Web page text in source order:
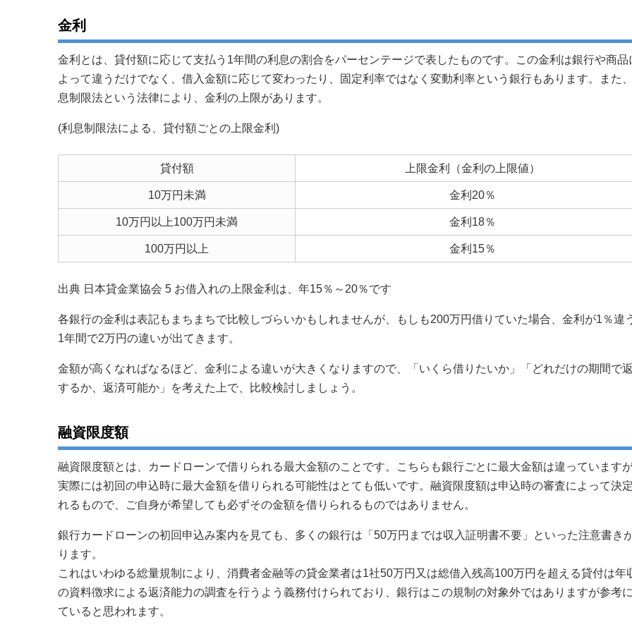
金利
金利とは、貸付額に応じて支払う1年間の利息の割合をパーセンテージで表したものです。この金利は銀行や商品
よって違うだけでなく、借入金額に応じて変わったり、固定利率ではなく変動利率という銀行もあります。また
息制限法という法律により、金利の上限があります。
(利息制限法による、貸付額ごとの上限金利)
貸付額 上限金利（金利の上限値）
10万円未満 金利20％
10万円以上100万円未満 金利18％
100万円以上 金利15％
出典 日本貸金業協会 5 お借入れの上限金利は、年15％～20％です
各銀行の金利は表記もまちまちで比較しづらいかもしれませんが、もしも200万円借りていた場合、金利が1％違
1年間で2万円の違いが出てきます。
金額が高くなればなるほど、金利による違いが大きくなりますので、「いくら借りたいか」「どれだけの期間で
するか、返済可能か」を考えた上で、比較検討しましょう。
融資限度額
融資限度額とは、カードローンで借りられる最大金額のことです。こちらも銀行ごとに最大金額は違っています
実際には初回の申込時に最大金額を借りられる可能性はとても低いです。融資限度額は申込時の審査によって決
れるもので、ご自身が希望しても必ずその金額を借りられるものではありません。
銀行カードローンの初回申込み案内を見ても、多くの銀行は「50万円までは収入証明書不要」といった注意書き
ります。
これはいわゆる総量規制により、消費者金融等の貸金業者は1社50万円又は総借入残高100万円を超える貸付は年
の資料徴求による返済能力の調査を行うよう義務付けられており、銀行はこの規制の対象外ではありますが参考
ていると思われます。